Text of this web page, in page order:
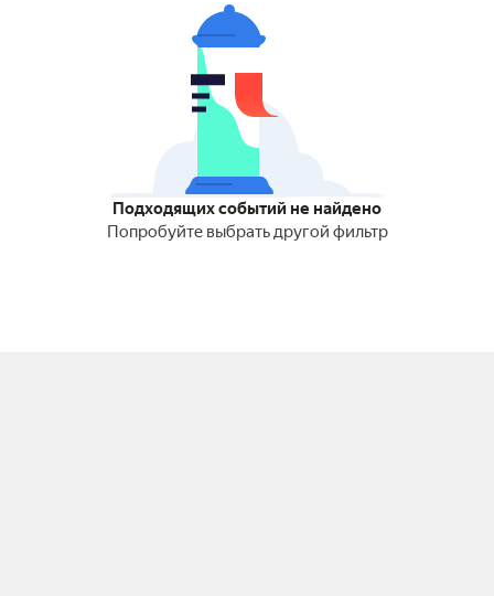
Подходящих событий не найдено
Попробуйте выбрать другой фильтр